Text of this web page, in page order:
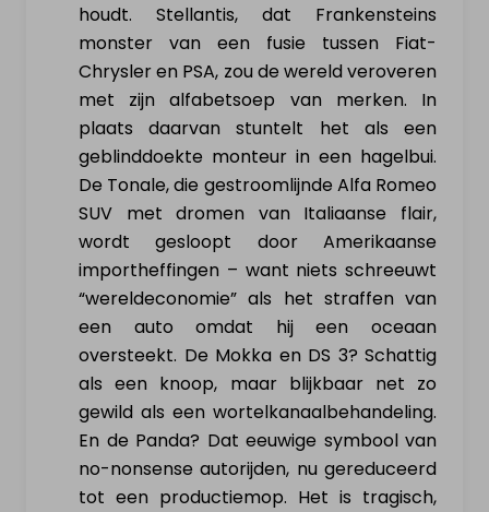
houdt. Stellantis, dat Frankensteins
monster van een fusie tussen Fiat-
Chrysler en PSA, zou de wereld veroveren
met zijn alfabetsoep van merken. In
plaats daarvan stuntelt het als een
geblinddoekte monteur in een hagelbui.
De Tonale, die gestroomlijnde Alfa Romeo
SUV met dromen van Italiaanse flair,
wordt gesloopt door Amerikaanse
importheffingen – want niets schreeuwt
“wereldeconomie” als het straffen van
een auto omdat hij een oceaan
oversteekt. De Mokka en DS 3? Schattig
als een knoop, maar blijkbaar net zo
gewild als een wortelkanaalbehandeling.
En de Panda? Dat eeuwige symbool van
no-nonsense autorijden, nu gereduceerd
tot een productiemop. Het is tragisch,